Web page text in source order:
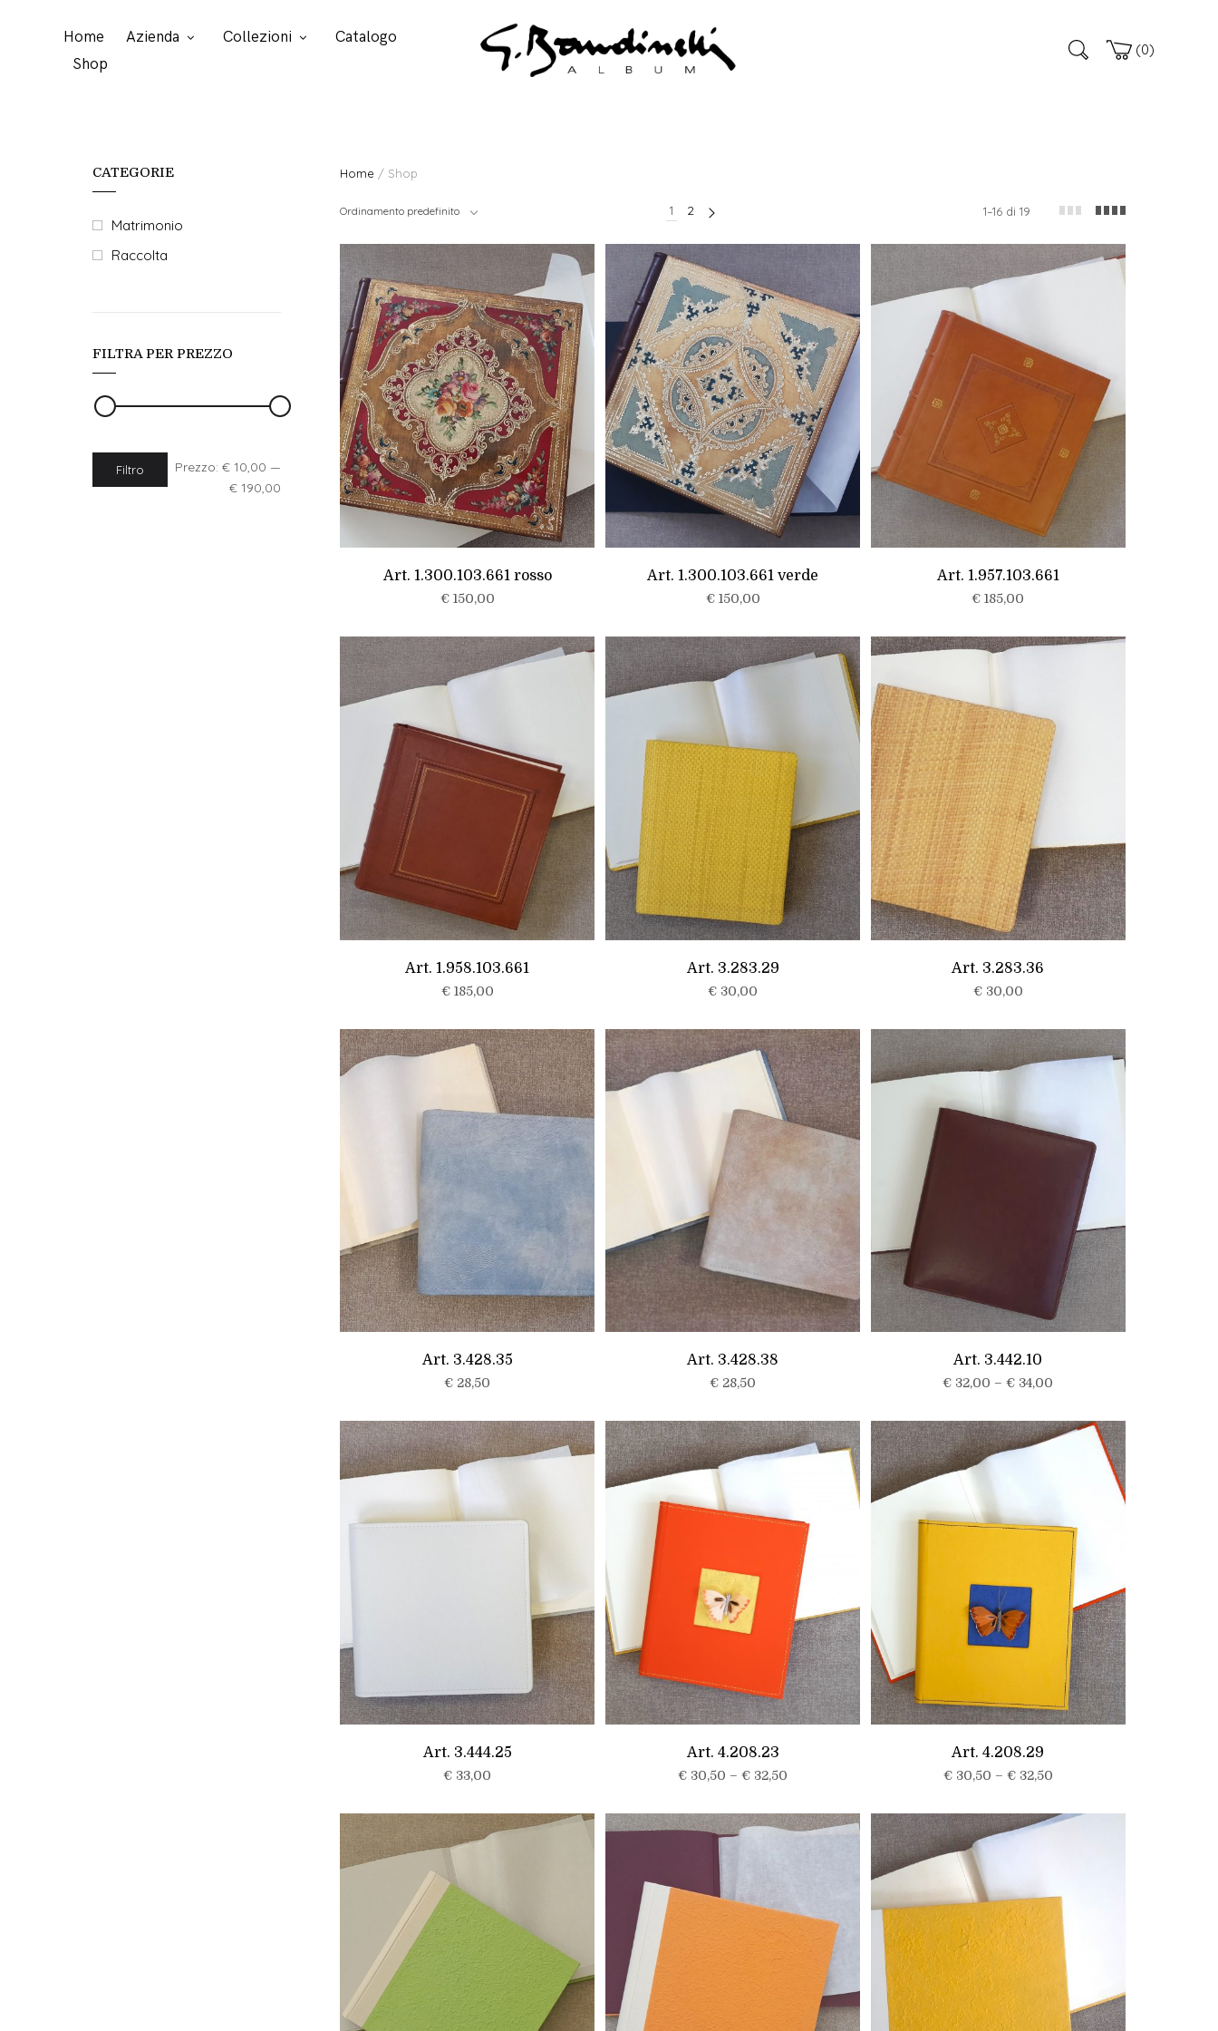
Home Azienda Collezioni
Catalogo
Shop
0
Home / Shop
1–16 di 19
Ordinamento predefinito 1 2
Art. 1.300.103.661 rosso
€150,00
Art. 1.300.103.661 verde
€150,00
Art. 1.957.103.661
€ 185,00
Art. 1.958.103.661
€185,00
Art. 3.283.29
€ 30,00
Art. 3.283.36
€30,00
Art. 3.428.35
€ 28,50
Art. 3.428.38
€ 28,50
Art. 3.442.10
€ 32,00 –€ 34,00
Art. 3.444.25
€ 33,00
Art. 4.208.23
€ 30,50 –€ 32,50
Art. 4.208.29
€30,50 – €32,50
CATEGORIE
Matrimonio
Raccolta
FILTRA PER PREZZO
Filtro Prezzo:€ 10,00 —
€ 190,00